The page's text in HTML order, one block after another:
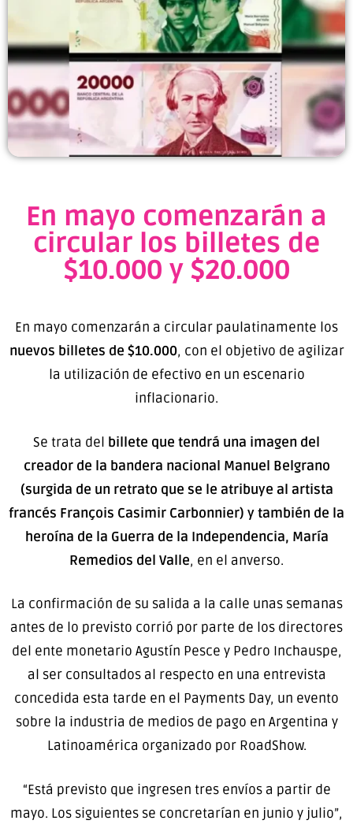
En mayo comenzarán a
circular los billetes de
$10.000 y $20.000
En mayo comenzarán a circular paulatinamente los
nuevos billetes de $10.000, con el objetivo de agilizar
la utilización de efectivo en un escenario
inflacionario.
Se trata del billete que tendrá una imagen del
creador de la bandera nacional Manuel Belgrano
(surgida de un retrato que se le atribuye al artista
francés François Casimir Carbonnier) y también de la
heroína de la Guerra de la Independencia, María
Remedios del Valle, en el anverso.
La confirmación de su salida a la calle unas semanas
antes de lo previsto corrió por parte de los directores
del ente monetario Agustín Pesce y Pedro Inchauspe,
al ser consultados al respecto en una entrevista
concedida esta tarde en el Payments Day, un evento
sobre la industria de medios de pago en Argentina y
Latinoamérica organizado por RoadShow.
“Está previsto que ingresen tres envíos a partir de
mayo. Los siguientes se concretarían en junio y julio”,